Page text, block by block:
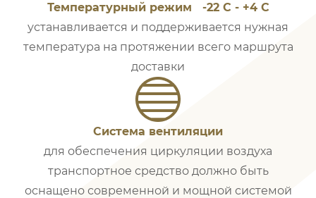
Температурный режим -22 С - +4 С
устанавливается и поддерживается нужная
температура на протяжении всего маршрута
доставки
Система вентиляции
для обеспечения циркуляции воздуха
транспортное средство должно быть
оснащено современной и мощной системой